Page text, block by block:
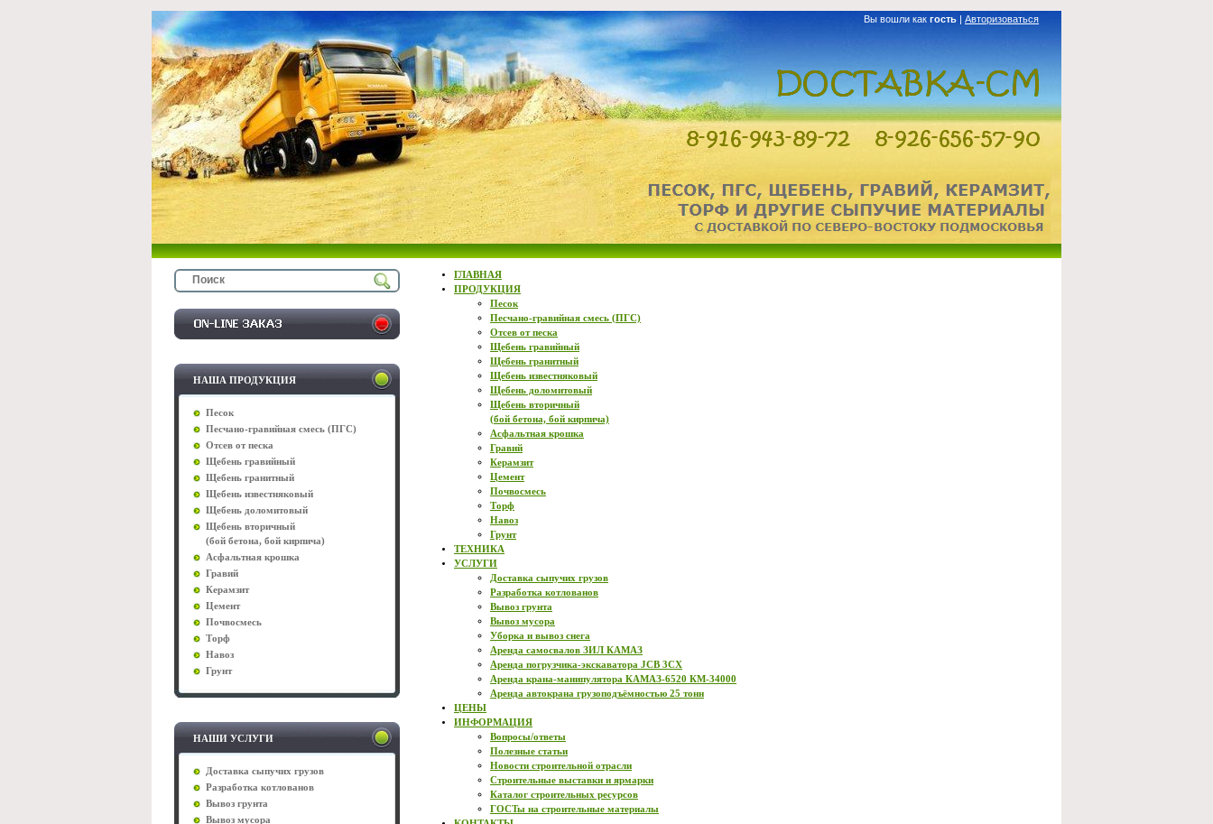
Вы вошли как гость | Авторизоваться
НАША ПРОДУКЦИЯ
Песок
Песчано-гравийная смесь (ПГС)
Отсев от песка
Щебень гравийный
Щебень гранитный
Щебень известняковый
Щебень доломитовый
Щебень вторичный
(бой бетона, бой кирпича)
Асфальтная крошка
Гравий
Керамзит
Цемент
Почвосмесь
Торф
Навоз
Грунт
НАШИ УСЛУГИ
Доставка сыпучих грузов
Разработка котлованов
Вывоз грунта
Вывоз мусора
ГЛАВНАЯ
ПРОДУКЦИЯ
Песок
Песчано-гравийная смесь (ПГС)
Отсев от песка
Щебень гравийный
Щебень гранитный
Щебень известняковый
Щебень доломитовый
Щебень вторичный
(бой бетона, бой кирпича)
Асфальтная крошка
Гравий
Керамзит
Цемент
Почвосмесь
Торф
Навоз
Грунт
ТЕХНИКА
УСЛУГИ
Доставка сыпучих грузов
Разработка котлованов
Вывоз грунта
Вывоз мусора
Уборка и вывоз снега
Аренда самосвалов ЗИЛ КАМАЗ
Аренда погрузчика-экскаватора JCB 3CX
Аренда крана-манипулятора КАМАЗ-6520 КМ-34000
Аренда автокрана грузоподъёмностью 25 тонн
ЦЕНЫ
ИНФОРМАЦИЯ
Вопросы/ответы
Полезные статьи
Новости строительной отрасли
Строительные выставки и ярмарки
Каталог строительных ресурсов
ГОСТы на строительные материалы